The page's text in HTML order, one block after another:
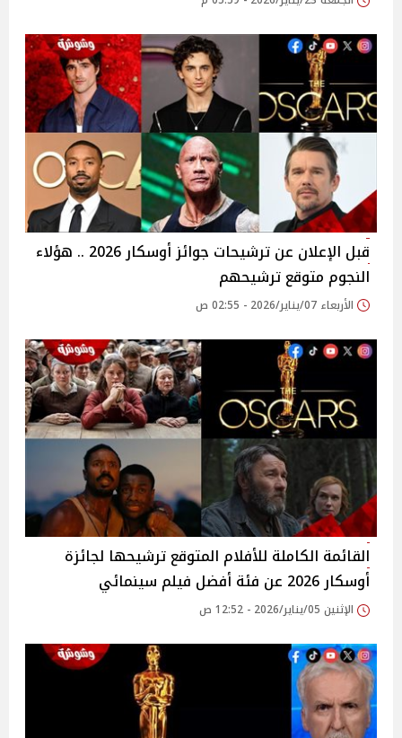
قبل الإعلان عن ترشيحات جوائز أوسكار 2026 .. هؤلاء
النجوم متوقع ترشيحهم
الأربعاء 07/يناير/2026 - 02:55 ص
القائمة الكاملة للأفلام المتوقع ترشيحها لجائزة
أوسكار 2026 عن فئة أفضل فيلم سينمائي
الإثنين 05/يناير/2026 - 12:52 ص